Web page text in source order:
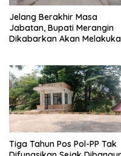
Jelang Berakhir Masa
Jabatan, Bupati Merangin
Dikabarkan Akan
Tiga Tahun Pos Pol-PP Tak